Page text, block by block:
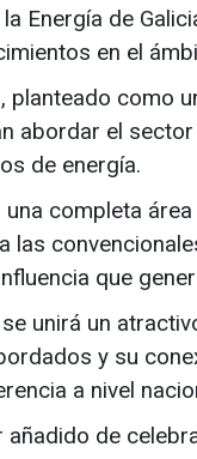
Energía de
en el
planteado como
abordar el
de energía.
una completa
las
que
unirá un
y su
a nivel
añadido de